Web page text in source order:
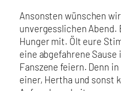
Ansonsten wünschen
unvergesslichen Abend.
Hunger mit. Ölt eure
eine abgefahrene Sause
Fanszene feiern. Denn
einer, Hertha und sonst